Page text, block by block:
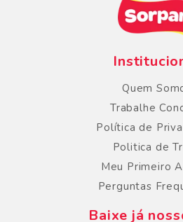
Quem
Trabalhe
Política de
Politica de
Meu Primeiro
Perguntas
Baixe já